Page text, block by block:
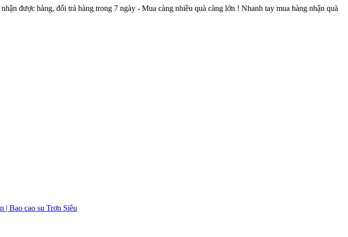
được hàng, đổi trả hàng trong 7 ngày - Mua càng nhiều quà càng lớn ! Nhanh tay mua hàng nhận quà
| Bao cao su Trơn Siêu